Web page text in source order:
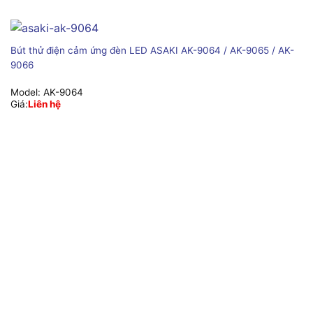
Bút thử điện cảm ứng đèn LED ASAKI AK-9064 / AK-9065 / AK-
9066
Model: AK-9064
Giá:Liên hệ